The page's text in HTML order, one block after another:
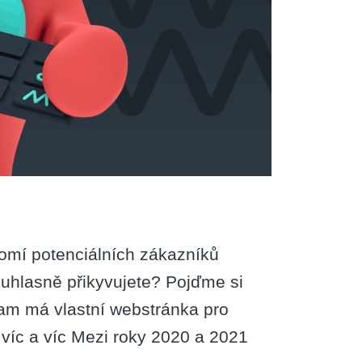
potenciálních zákazníků
přikyvujete? Pojďme si
má vlastní webstránka pro
a víc Mezi roky 2020 a 2021